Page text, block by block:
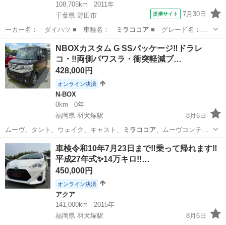
108,705km
2011年
千葉県 野田市
提携サイト 7月30日
ーカー名： ダイハツ ■ 車種名： ミラココア■ グレード名：
ココアＸ スマー…
千葉 野田市
NBOXカスタム G SSパッケージ‼️ドラレ
コ・‼️両側パワスラ・衝突軽減ブ…
428,000円
オンライン決済
N-BOX
0km
0年
福岡県 羽犬塚駅
8月6日
ムーヴ、タント、ウェイク、キャスト、
ミラココア、ムーヴコンテ、
ミラジーノ、ワゴンR…
福岡 八女市 羽犬塚駅 N-BOX ディーラー
車検令和10年7月23日まで‼️乗って帰れます‼️
平成27年式✨14万キロ‼️…
450,000円
オンライン決済
アクア
141,000km
2015年
福岡県 羽犬塚駅
8月6日